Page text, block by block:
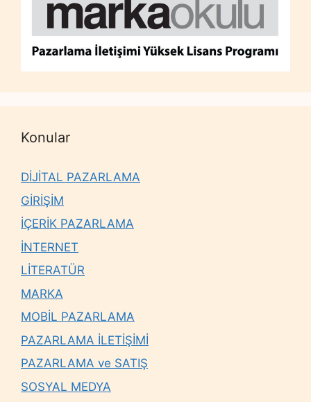
Konular
DİJİTAL PAZARLAMA
GİRİŞİM
İÇERİK PAZARLAMA
İNTERNET
LİTERATÜR
MARKA
MOBİL PAZARLAMA
PAZARLAMA İLETİŞİMİ
PAZARLAMA ve SATIŞ
SOSYAL MEDYA